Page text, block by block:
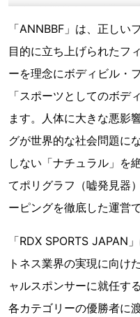
「ANNBBF」は、正しい
目的に立ち上げられたフ
ーを理念にボディビル・
「スポーツとしてのボデ
ます。人体に大きな悪影
グが世界的な社会問題に
しない「ナチュラル」を
てポリグラフ（嘘発見器
ーピングを徹底した運営
「RDX SPORTS JAPAN
トネス業界の実現に向け
ャルスポンサーに就任す
各カテゴリーの優勝者に